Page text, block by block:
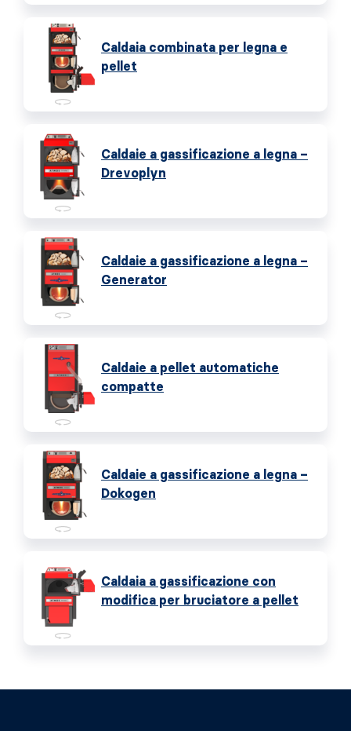
Caldaia combinata per legna e
pellet
Caldaie a gassificazione a legna –
Drevoplyn
Caldaie a gassificazione a legna –
Generator
Caldaie a pellet automatiche
compatte
Caldaie a gassificazione a legna –
Dokogen
Caldaia a gassificazione con
modifica per bruciatore a pellet